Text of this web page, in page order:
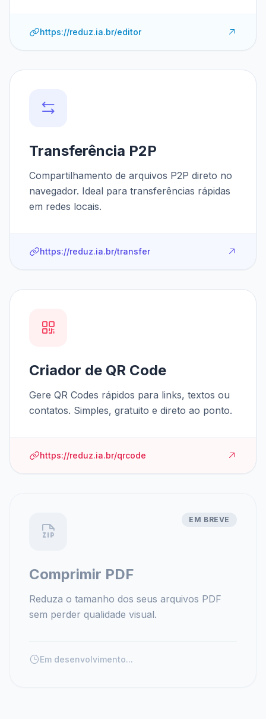
https://reduz.ia.br/editor
Transferência P2P
Compartilhamento de arquivos P2P direto no
navegador. Ideal para transferências rápidas
em redes locais.
https://reduz.ia.br/transfer
Criador de QR Code
Gere QR Codes rápidos para links, textos ou
contatos. Simples, gratuito e direto ao ponto.
https://reduz.ia.br/qrcode
EM BREVE
Comprimir PDF
Reduza o tamanho dos seus arquivos PDF
sem perder qualidade visual.
Em desenvolvimento...